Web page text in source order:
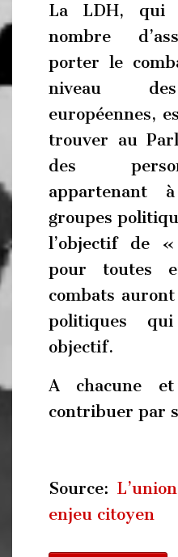
La LDH, qui
nombre
porter le
niveau
européennes,
trouver au
des
appartenant
groupes
l’objectif de
pour toutes
combats
politiques
objectif.
A chacune
contribuer par
Source:
enjeu citoyen